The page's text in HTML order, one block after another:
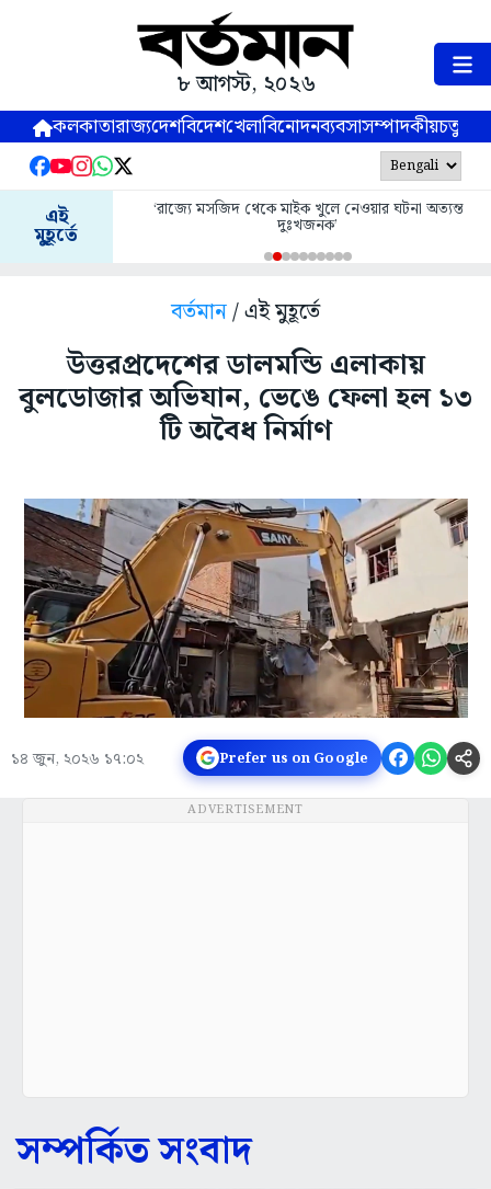
৮ আগস্ট, ২০২৬
কলকাতারাজ্যদেশবিদেশখেলাবিনোদনব্যবসাসম্পাদকীয়
এই
মুহূর্তে
‘রাজ্যে মসজিদ থেকে মাইক খুলে নেওয়ার ঘটনা অত্যন্ত
দুঃখজনক’
বর্তমান/ এই মুহূর্তে
উত্তরপ্রদেশের ডালমন্ডি এলাকায়
বুলডোজার অভিযান, ভেঙে ফেলা হল ১৩
টি অবৈধ নির্মাণ
১৪ জুন, ২০২৬ ১৭:০২ Prefer us on Google
ADVERTISEMENT
সম্পর্কিত সংবাদ